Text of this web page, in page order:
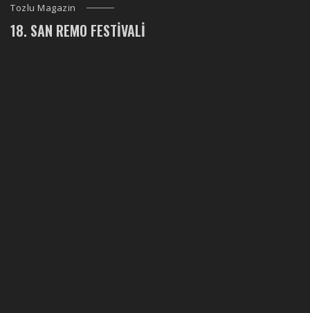
Tozlu Magazin
18. SAN REMO FESTIVALI